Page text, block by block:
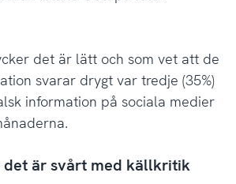
det är lätt och som vet att de
svarar drygt var tredje (35%)
information på sociala medier
det är svårt med källkritik